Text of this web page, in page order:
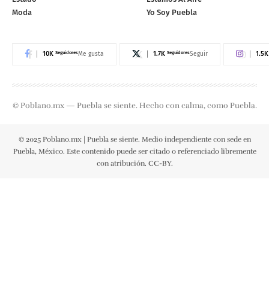
Moda
Yo Soy Puebla
10K SeguidoresMe gusta 1.7K SeguidoresSeguir 1.5K
© Poblano.mx — Puebla se siente. Hecho con calma, como Puebla.
© 2025 Poblano.mx | Puebla se siente. Medio independiente con sede en
Puebla, México. Este contenido puede ser citado o referenciado libremente
con atribución. CC-BY.